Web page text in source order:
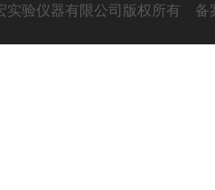
验仪器有限公司版权所有 备